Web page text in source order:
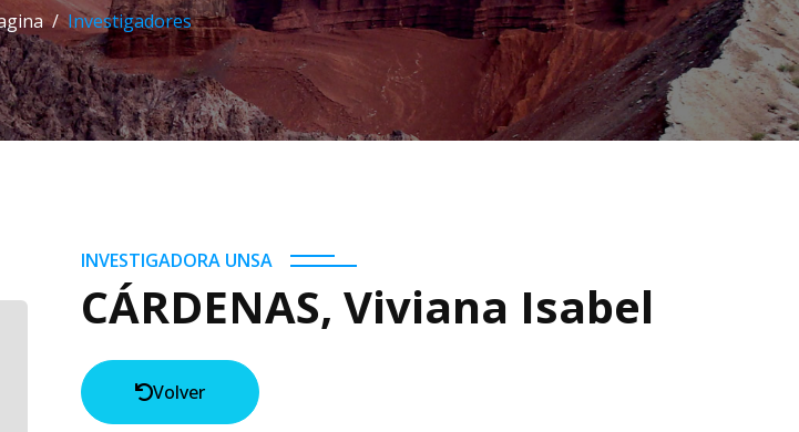
Investigadores
INVESTIGADORA UNSA
CÁRDENAS, Viviana Isabel
Volver